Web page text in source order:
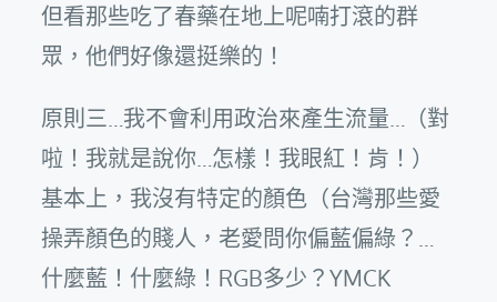
但看那些吃了春藥在地上呢喃打滾的群
眾，他們好像還挺樂的！
原則三…我不會利用政治來產生流量…（對
啦！我就是說你…怎樣！我眼紅！肯！）
基本上，我沒有特定的顏色（台灣那些愛
操弄顏色的賤人，老愛問你偏藍偏綠？…
什麼藍！什麼綠！RGB多少？YMCK